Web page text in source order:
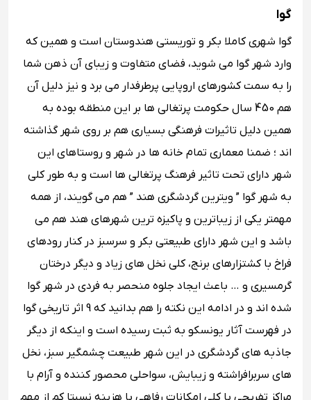
گوا
گوا شهری کاملا بکر و توریستی هندوستان است و همین که
وارد شهر گوا می شوید، فضای متفاوت و زیبای آن ذهن شما
را به سمت کشورهای اروپایی پرطرفدار می برد و نیز دلیل آن
هم 450 سال حکومت پرتغالی ها بر این منطقه بوده به
همین دلیل تاثیرات فرهنگی بسیاری هم بر روی شهر گذاشته
اند ؛ ضمنا معماری تمام خانه ها در شهر و روستاهای این
شهر دارای تحت تاثیر فرهنگ پرتغالی ها است و به طور کلی
به شهر گوا ” ویترین گردشگری هند ” هم می گویند، از همه
مهمتر یکی از زیباترین و پاکیزه ترین شهرهای هند هم می
باشد و این شهر دارای طبیعتی بکر و سرسبز در کنار رودهای
فراخ با کشتزارهای برنج، کلی نخل های زیاد و دیگر درختان
گرمسیری و … باعث ایجاد جلوه منحصر به فردی در شهر گوا
شده اند و در ادامه این نکته را هم بدانید که 9 اثر تاریخی گوا
در فهرست آثار یونسکو به ثبت رسیده است و اینکه از دیگر
جاذبه های گردشگری در این شهر طبیعت چشمگیر سبز، نخل
های سربرافراشته و زیبایش، سواحلی محصور کننده و آرام با
مراکز تفریحی با کلی امکانات رفاهی با هزینه نسبتا کم از مهم